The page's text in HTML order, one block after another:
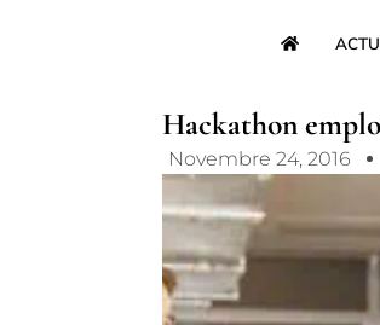
Hackathon
Novembre 24, 2016